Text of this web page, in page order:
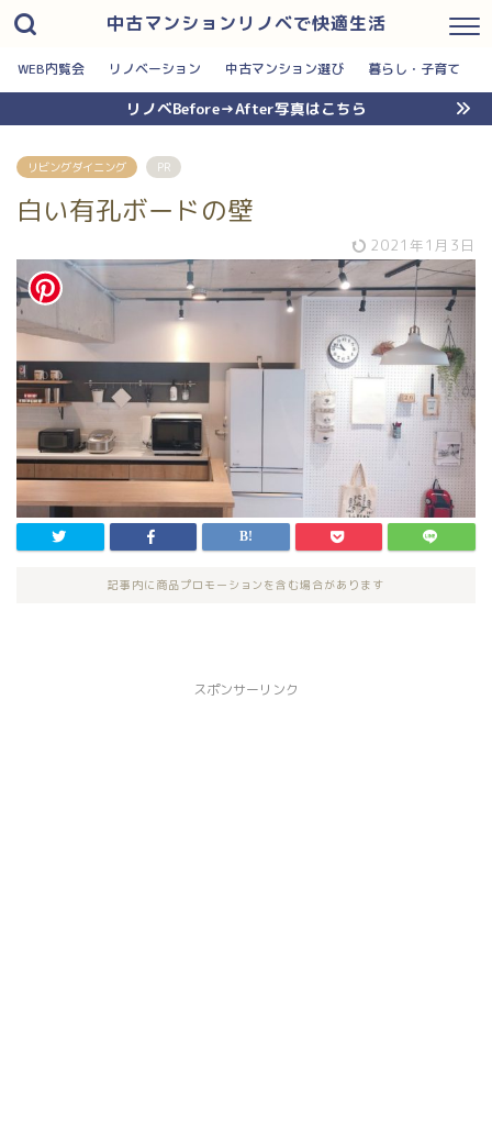
中古マンションリノベで快適生活
WEB内覧会 リノベーション 中古マンション選び 暮らし・子育て
リノベBefore→After写真はこちら
リビングダイニング PR
白い有孔ボードの壁
2021年1月3日
記事内に商品プロモーションを含む場合があります
スポンサーリンク